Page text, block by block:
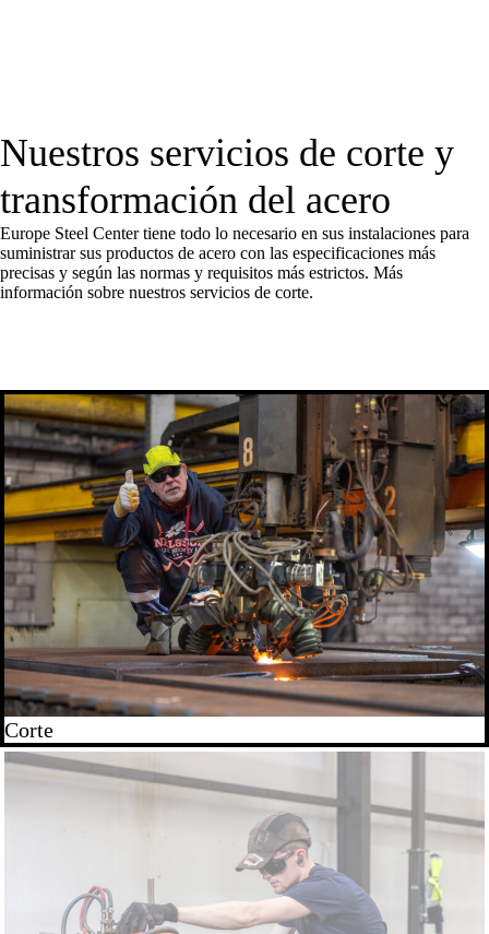
Nuestros servicios de corte y
transformación del acero
Europe Steel Center tiene todo lo necesario en sus instalaciones para
suministrar sus productos de acero con las especificaciones más
precisas y según las normas y requisitos más estrictos. Más
información sobre nuestros servicios de corte.
Corte